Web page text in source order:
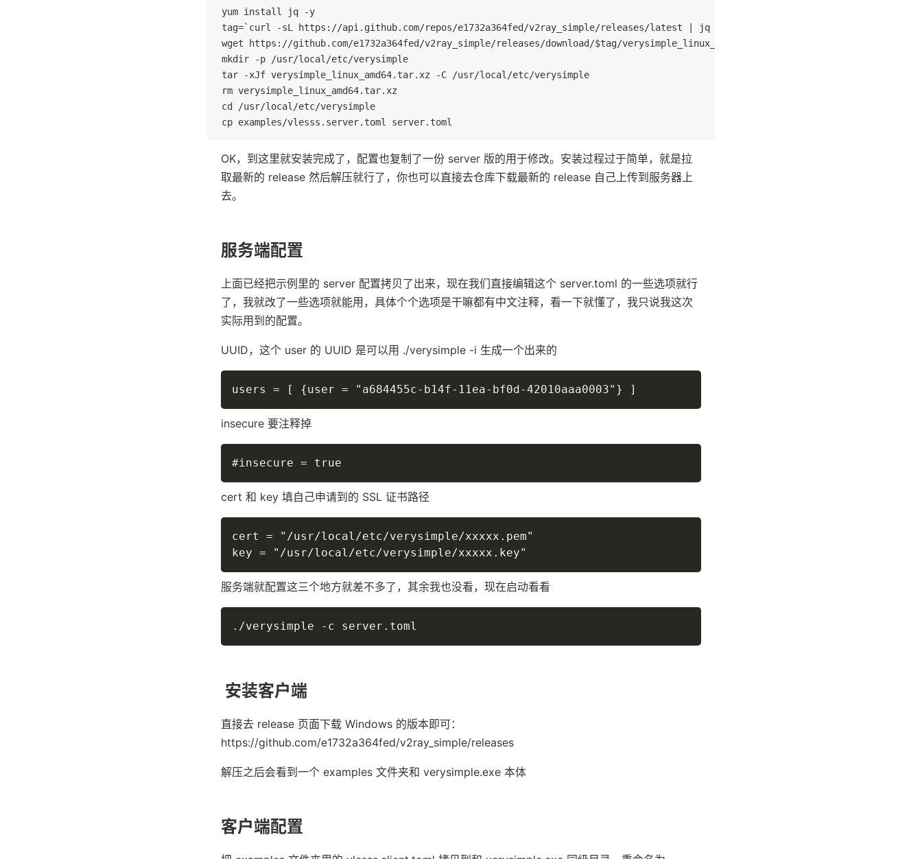
yum install jq -y
tag=`curl -sL https://api.github.com/repos/e1732a364fed/v2ray_simple/releases/latest | jq -r ".tag_name"`
wget https://github.com/e1732a364fed/v2ray_simple/releases/download/$tag/verysimple_linux_amd64.tar.xz
mkdir -p /usr/local/etc/verysimple
tar -xJf verysimple_linux_amd64.tar.xz -C /usr/local/etc/verysimple
rm verysimple_linux_amd64.tar.xz
cd /usr/local/etc/verysimple
cp examples/vlesss.server.toml server.toml
OK，到这里就安装完成了，配置也复制了一份 server 版的用于修改。安装过程过于简单，就是拉
取最新的 release 然后解压就行了，你也可以直接去仓库下载最新的 release 自己上传到服务器上
去。
服务端配置
上面已经把示例里的 server 配置拷贝了出来，现在我们直接编辑这个 server.toml 的一些选项就行
了，我就改了一些选项就能用，具体个个选项是干嘛都有中文注释，看一下就懂了，我只说我这次
实际用到的配置。
UUID，这个 user 的 UUID 是可以用 ./verysimple -i 生成一个出来的
users = [ {user = "a684455c-b14f-11ea-bf0d-42010aaa0003"} ]
insecure 要注释掉
#insecure = true
cert 和 key 填自己申请到的 SSL 证书路径
cert = "/usr/local/etc/verysimple/xxxxx.pem"
key = "/usr/local/etc/verysimple/xxxxx.key"
服务端就配置这三个地方就差不多了，其余我也没看，现在启动看看
./verysimple -c server.toml
安装客户端
直接去 release 页面下载 Windows 的版本即可：
https://github.com/e1732a364fed/v2ray_simple/releases
解压之后会看到一个 examples 文件夹和 verysimple.exe 本体
客户端配置